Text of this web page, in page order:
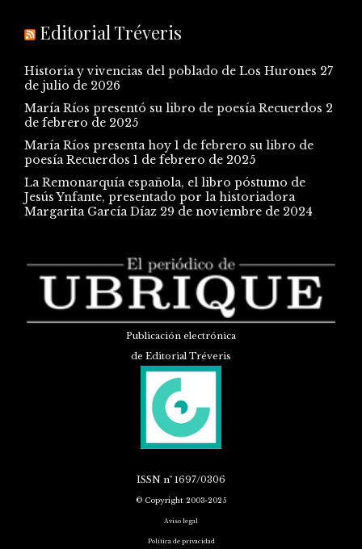
Editorial Tréveris
Historia y vivencias del poblado de Los Hurones 27
de julio de 2026
María Ríos presentó su libro de poesía Recuerdos 2
de febrero de 2025
María Ríos presenta hoy 1 de febrero su libro de
poesía Recuerdos 1 de febrero de 2025
La Remonarquía española, el libro póstumo de
Jesús Ynfante, presentado por la historiadora
Margarita García Díaz 29 de noviembre de 2024
Publicación electrónica
de Editorial Tréveris
ISSN nº 1697/0306
© Copyright 2003-2025
Aviso legal
Política de privacidad